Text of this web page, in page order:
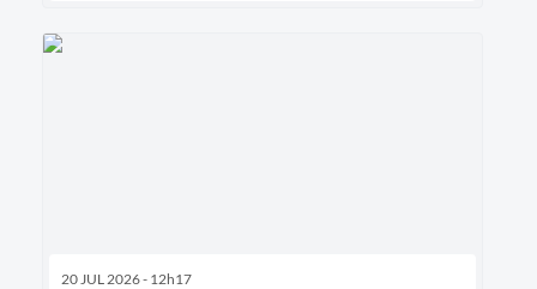
20 JUL 2026 - 12h17